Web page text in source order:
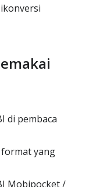
di pembaca
yang
Mobipocket /